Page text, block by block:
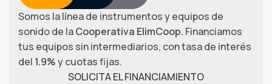
Somos la línea de instrumentos y equipos de
sonido de laCooperativa ElimCoop. Financiamos
tus equipos sin intermediarios, con tasa de interés
del 1.9%y cuotas fijas.
SOLICITA EL FINANCIAMIENTO